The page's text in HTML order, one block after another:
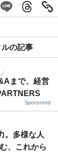
の記事
まで、経営
Sponsored
。多様な人
、これから